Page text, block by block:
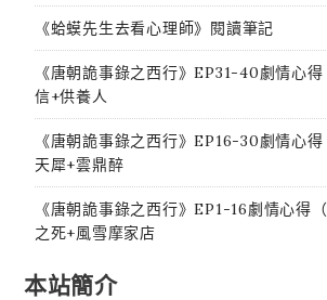
《蛤蟆先生去看心理師》閱讀筆記
《唐朝詭事錄之西行》EP31-40劇情心
信+供養人
《唐朝詭事錄之西行》EP16-30劇情心
天犀+雲鼎醉
《唐朝詭事錄之西行》EP1-16劇情心得
之死+風雪摩家店
本站簡介